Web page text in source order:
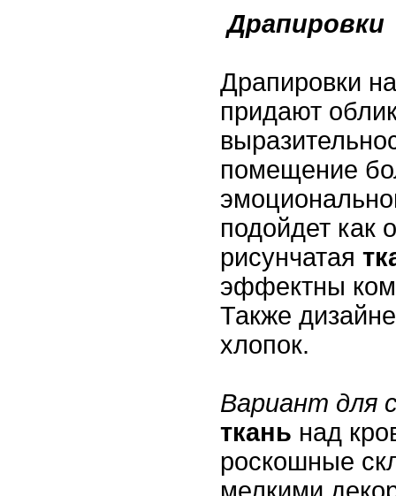
Драпировки
Драпировки
придают
помещение
подойдет как
рисунчатая
эффектны
Также
хлопок.
Вариант для
ткань над
роскошные